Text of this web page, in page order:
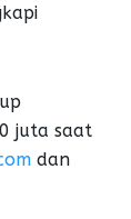
juta saat
dan